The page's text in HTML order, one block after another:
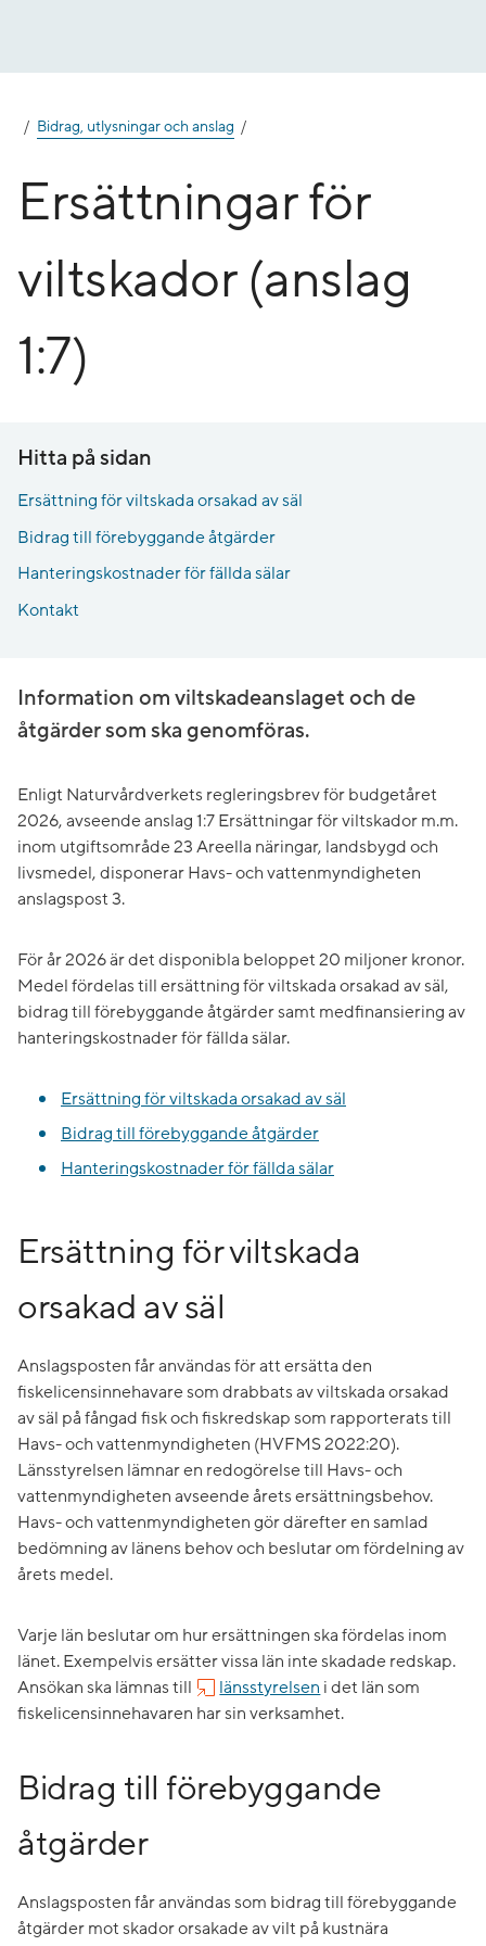
Bidrag, utlysningar och anslag
Ersättningar för
viltskador (anslag
1:7)
Hitta på sidan
Ersättning för viltskada orsakad av säl
Bidrag till förebyggande åtgärder
Hanteringskostnader för fällda sälar
Kontakt
Information om viltskadeanslaget och de
åtgärder som ska genomföras.
Enligt Naturvårdverkets regleringsbrev för budgetåret
2026, avseende anslag 1:7 Ersättningar för viltskador m.m.
inom utgiftsområde 23 Areella näringar, landsbygd och
livsmedel, disponerar Havs- och vattenmyndigheten
anslagspost 3.
För år 2026 är det disponibla beloppet 20 miljoner kronor.
Medel fördelas till ersättning för viltskada orsakad av säl,
bidrag till förebyggande åtgärder samt medfinansiering av
hanteringskostnader för fällda sälar.
Ersättning för viltskada orsakad av säl
Bidrag till förebyggande åtgärder
Hanteringskostnader för fällda sälar
Ersättning för viltskada
orsakad av säl
Anslagsposten får användas för att ersätta den
fiskelicensinnehavare som drabbats av viltskada orsakad
av säl på fångad fisk och fiskredskap som rapporterats till
Havs- och vattenmyndigheten (HVFMS 2022:20).
Länsstyrelsen lämnar en redogörelse till Havs- och
vattenmyndigheten avseende årets ersättningsbehov.
Havs- och vattenmyndigheten gör därefter en samlad
bedömning av länens behov och beslutar om fördelning av
årets medel.
Varje län beslutar om hur ersättningen ska fördelas inom
länet. Exempelvis ersätter vissa län inte skadade redskap.
Ansökan ska lämnas till
länsstyrelsen i det län som
fiskelicensinnehavaren har sin verksamhet.
Bidrag till förebyggande
åtgärder
Anslagsposten får användas som bidrag till förebyggande
åtgärder mot skador orsakade av vilt på kustnära